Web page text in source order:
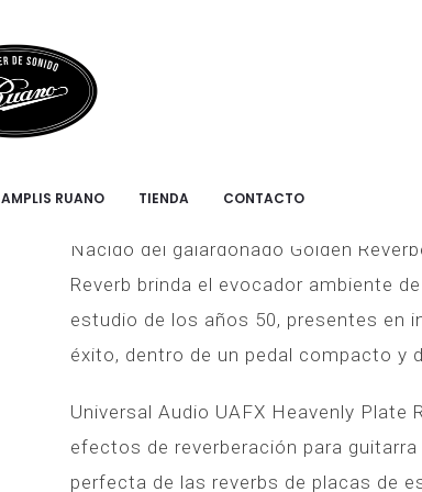
AMPLIS RUANO TIENDA CONTACTO
Reverb
Nacido del galardonado Golden
Reverb brinda el evocador ambiente
estudio de los años 50, presentes en
éxito, dentro de un pedal compacto y
Universal Audio UAFX Heavenly Plate
efectos de reverberación para
perfecta de las reverbs de placas de